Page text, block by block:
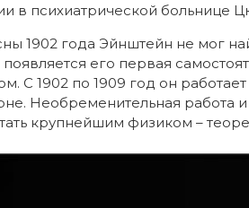
в психиатрической
года Эйнштейн не мог
его первая
С 1902 по 1909 год он
Необременительная работа и
крупнейшим физиком –